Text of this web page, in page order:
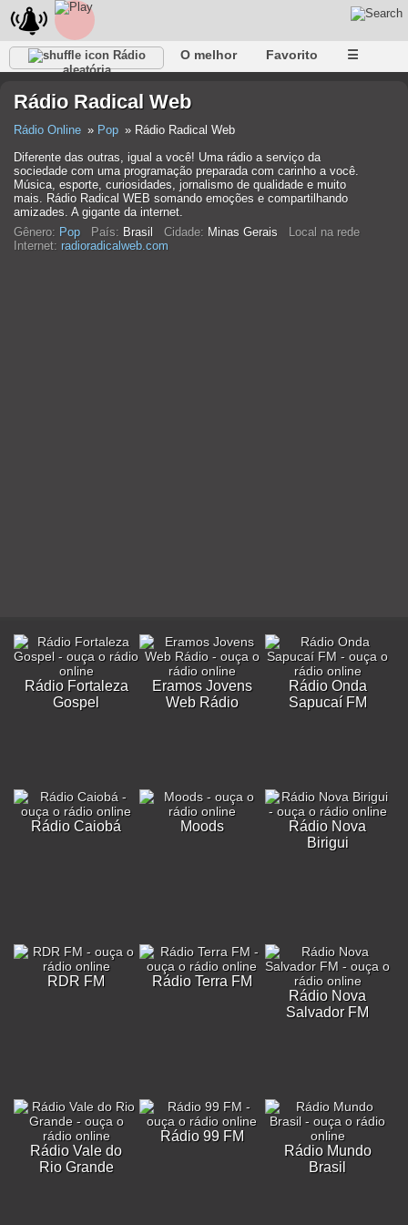
Rádio
aleatória
O melhor Favorito ☰
Rádio Radical Web
Rádio Online Pop
Rádio Radical Web
Diferente das outras, igual a você! Uma rádio a serviço da
sociedade com uma programação preparada com carinho a você.
Música, esporte, curiosidades, jornalismo de qualidade e muito
mais. Rádio Radical WEB somando emoções e compartilhando
amizades. A gigante da internet.
Gênero: Pop País: Brasil Cidade: Minas Gerais
Local na rede
Internet: radioradicalweb.com
Rádio Fortaleza
Gospel
Eramos Jovens
Web Rádio
Rádio Onda
Sapucaí FM
Rádio Caiobá Moods
Rádio Nova
Birigui
RDR FM
Rádio Terra FM
Rádio Nova
Salvador FM
Rádio Vale do
Rio Grande
Rádio 99 FM
Rádio Mundo
Brasil